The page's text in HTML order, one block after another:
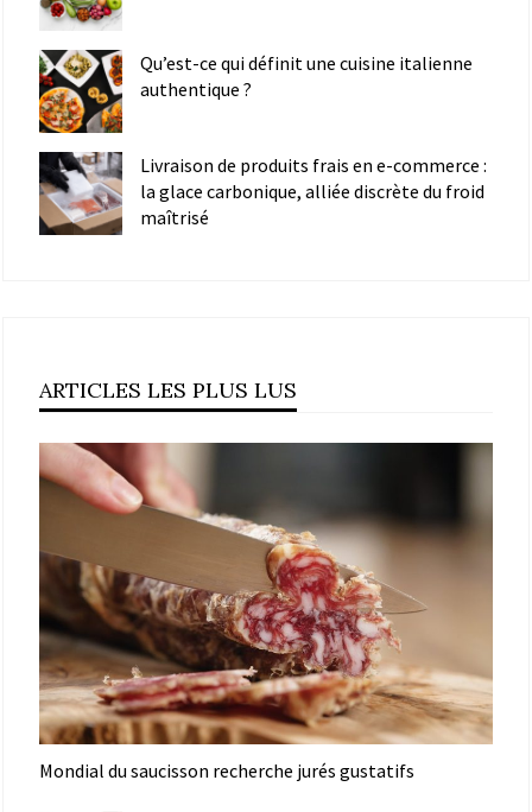
Qu’est-ce qui définit une cuisine italienne
authentique ?
Livraison de produits frais en e-commerce :
la glace carbonique, alliée discrète du froid
maîtrisé
ARTICLES LES PLUS LUS
Mondial du saucisson recherche jurés gustatifs